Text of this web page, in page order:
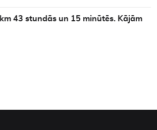
43 stundās un 15 minūtēs. Kājām